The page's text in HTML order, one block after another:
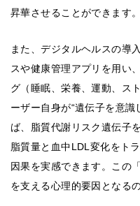
昇華させることができます。
また、デジタルヘルスの導
スや健康管理アプリを用い
グ（睡眠、栄養、運動、ス
ーザー自身が“遺伝子を意識
ば、脂質代謝リスク遺伝子
脂質量と血中LDL変化をト
因果を実感できます。この
を支える心理的要因となるの